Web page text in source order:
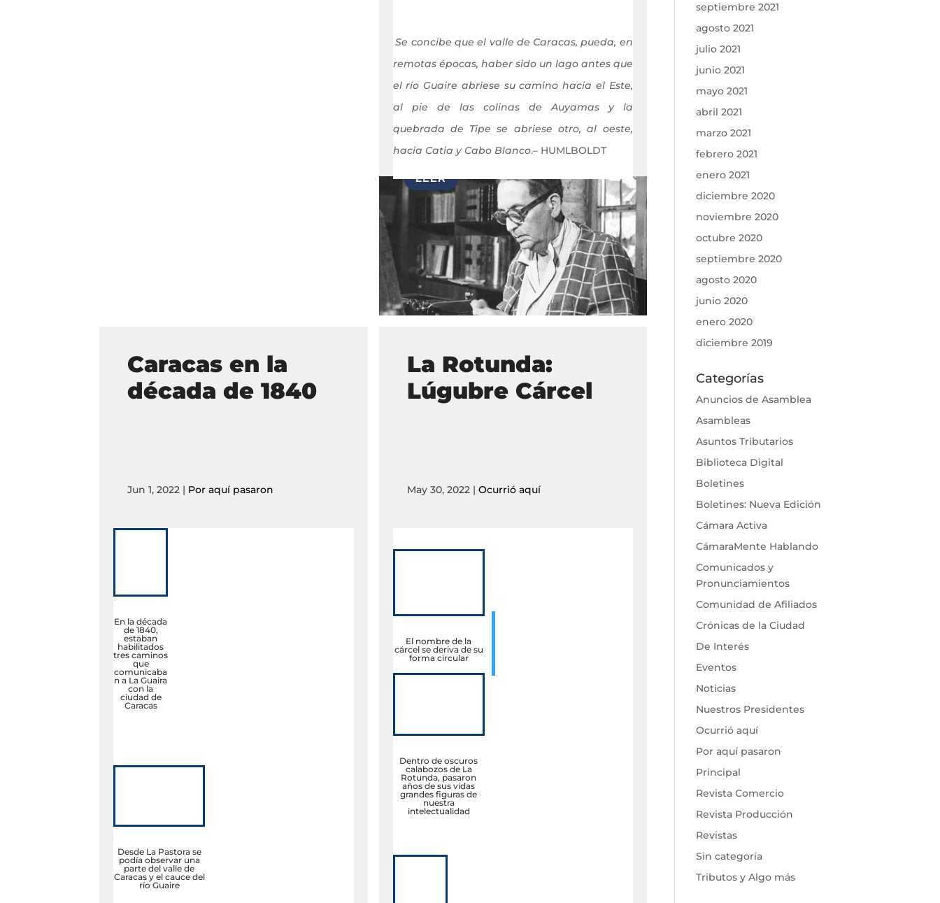
Se concibe que el valle de Caracas, pueda, en
remotas épocas, haber sido un lago antes que
el río Guaire abriese su camino hacia el Este,
al pie de las colinas de Auyamas y la
quebrada de Tipe se abriese otro, al oeste,
hacia Catia y Cabo Blanco.– HUMLBOLDT
Caracas en la
década de 1840
Jun 1, 2022 | Por aquí pasaron
En la década
de 1840,
estaban
habilitados
tres caminos
que
comunicaba
n a La Guaira
con la
ciudad de
Caracas
Desde La Pastora se
podía observar una
parte del valle de
Caracas y el cauce del
río Guaire
La Rotunda:
Lúgubre Cárcel
May 30, 2022| Ocurrió aquí
El nombre de la
cárcel se deriva de su
forma circular
Dentro de oscuros
calabozos de La
Rotunda, pasaron
años de sus vidas
grandes figuras de
nuestra
intelectualidad
septiembre 2021
agosto 2021
julio 2021
junio 2021
mayo 2021
abril 2021
marzo 2021
febrero 2021
enero 2021
diciembre 2020
noviembre 2020
octubre 2020
septiembre 2020
agosto 2020
junio 2020
enero 2020
diciembre 2019
Categorías
Anuncios de Asamblea
Asambleas
Asuntos Tributarios
Biblioteca Digital
Boletines
Boletines: Nueva Edición
Cámara Activa
CámaraMente Hablando
Comunicados y
Pronunciamientos
Comunidad de Afiliados
Crónicas de la Ciudad
De Interés
Eventos
Noticias
Nuestros Presidentes
Ocurrió aquí
Por aquí pasaron
Principal
Revista Comercio
Revista Producción
Revistas
Sin categoría
Tributos y Algo más